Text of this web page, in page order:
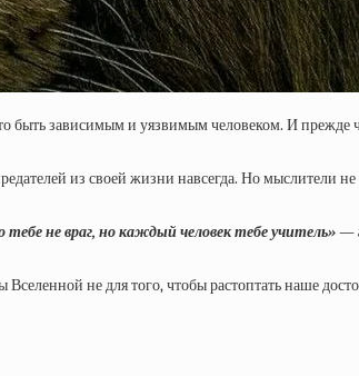
зависимым и уязвимым человеком. И прежде
из своей жизни навсегда. Но мыслители не
не враг, но каждый человек тебе учитель» —
Вселенной не для того, чтобы растоптать наше